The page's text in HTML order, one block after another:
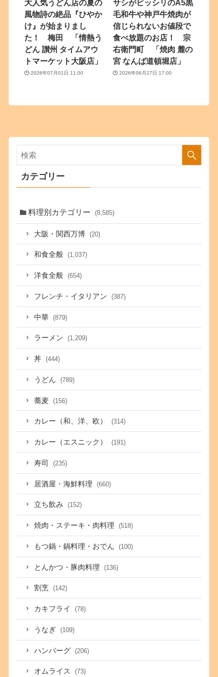
大人気うどん店の夏の
風物詩の絶品『ひやか
け』が始まりまし
た！ 梅田 「情熱う
どん 讃州 タイムアウ
トマーケット大阪店」
2026年07月01日 11:00
サシがビッシリのA5黒
毛和牛や神戸牛焼肉が
信じられないお値段で
食べ放題のお店！ 宗
右衛門町 「焼肉 麓の
宮 なんば道頓堀店」
2026年06月27日 17:00
カテゴリー
料理別カテゴリー (8,585)
大阪・関西万博 (20)
和食全般 (1,037)
洋食全般 (654)
フレンチ・イタリアン (387)
中華 (879)
ラーメン (1,209)
丼 (444)
うどん (789)
蕎麦 (156)
カレー（和、洋、欧） (314)
カレー（エスニック） (191)
寿司 (235)
居酒屋・海鮮料理 (660)
立ち飲み (152)
焼肉・ステーキ・肉料理 (518)
もつ鍋・鍋料理・おでん (100)
とんかつ・豚肉料理 (136)
割烹 (142)
カキフライ (78)
うなぎ (109)
ハンバーグ (206)
オムライス (73)